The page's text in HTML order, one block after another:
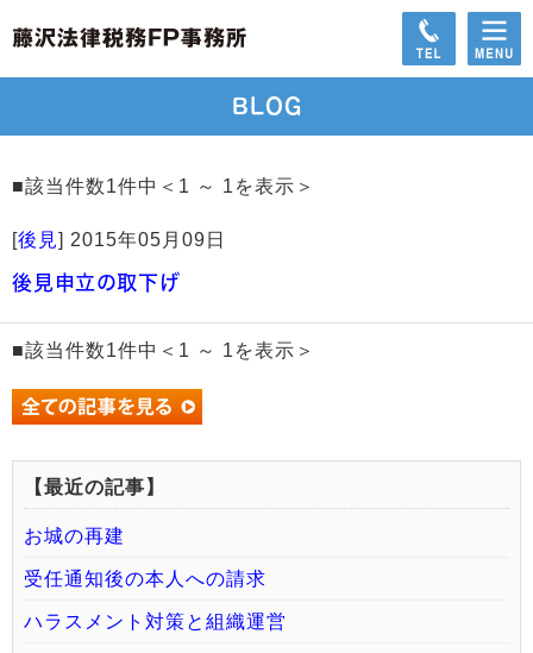
BLOG
■該当件数1件中＜1 ～ 1を表示＞
[後見] 2015年05月09日
後見申立の取下げ
■該当件数1件中＜1 ～ 1を表示＞
【最近の記事】
お城の再建
受任通知後の本人への請求
ハラスメント対策と組織運営